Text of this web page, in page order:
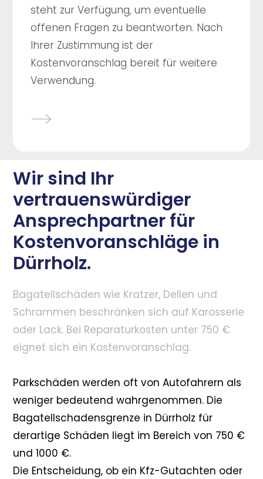
steht zur Verfügung, um eventuelle
offenen Fragen zu beantworten. Nach
Ihrer Zustimmung ist der
Kostenvoranschlag bereit für weitere
Verwendung.
Wir sind Ihr
vertrauenswürdiger
Ansprechpartner für
Kostenvoranschläge in
Dürrholz.
Bagatellschäden wie Kratzer, Dellen und
Schrammen beschränken sich auf Karosserie
oder Lack. Bei Reparaturkosten unter 750 €
eignet sich ein Kostenvoranschlag.
Parkschäden werden oft von Autofahrern als
weniger bedeutend wahrgenommen. Die
Bagatellschadensgrenze in Dürrholz für
derartige Schäden liegt im Bereich von 750 €
und 1000 €.
Die Entscheidung, ob ein Kfz-Gutachten oder